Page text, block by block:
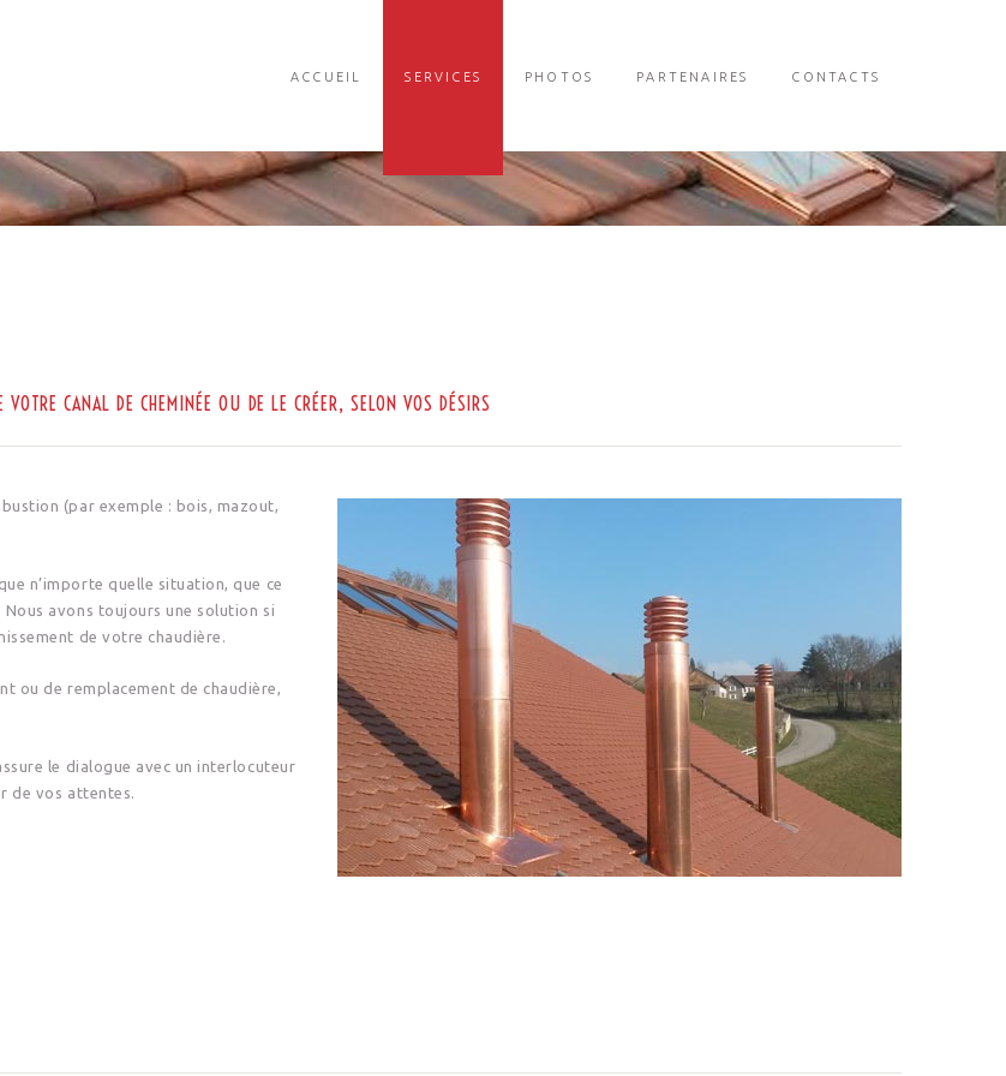
ACCUEIL SERVICES PHOTOS PARTENAIRES CONTACTS
CANAL DE CHEMINÉE OU DE LE CRÉER, SELON VOS DÉSIRS
(par exemple : bois, mazout,
n’importe quelle situation, que ce
avons toujours une solution si
de votre chaudière.
ou de remplacement de chaudière,
le dialogue avec un interlocuteur
de vos attentes.